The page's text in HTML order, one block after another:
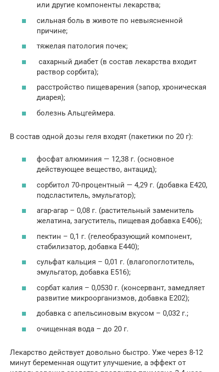
или другие компоненты лекарства;
сильная боль в животе по невыясненной
причине;
тяжелая патология почек;
сахарный диабет (в состав лекарства входит
раствор сорбита);
расстройство пищеварения (запор, хроническая
диарея);
болезнь Альцгеймера.
В состав одной дозы геля входят (пакетики по 20 г):
фосфат алюминия — 12,38 г. (основное
действующее вещество, антацид);
сорбитол 70-процентный — 4,29 г. (добавка Е420,
подсластитель, эмульгатор);
агар-агар – 0,08 г. (растительный заменитель
желатина, загуститель, пищевая добавка Е406);
пектин – 0,1 г. (гелеобразующий компонент,
стабилизатор, добавка Е440);
сульфат кальция – 0,01 г. (влагопоглотитель,
эмульгатор, добавка Е516);
сорбат калия – 0,0530 г. (консервант, замедляет
развитие микроорганизмов, добавка Е202);
добавка с апельсиновым вкусом – 0,032 г.;
очищенная вода – до 20 г.
Лекарство действует довольно быстро. Уже через 8-12
минут беременная ощутит улучшение, а эффект от